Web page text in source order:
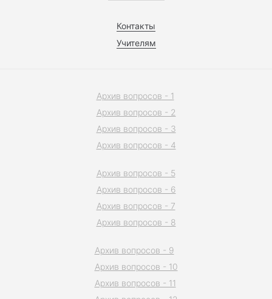
Контакты
Учителям
Архив вопросов - 1
Архив вопросов - 2
Архив вопросов - 3
Архив вопросов - 4
Архив вопросов - 5
Архив вопросов - 6
Архив вопросов - 7
Архив вопросов - 8
Архив вопросов - 9
Архив вопросов - 10
Архив вопросов - 11